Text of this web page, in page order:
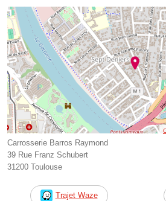
Carrosserie Barros Raymond
39 Rue Franz Schubert
31200 Toulouse
Trajet Waze